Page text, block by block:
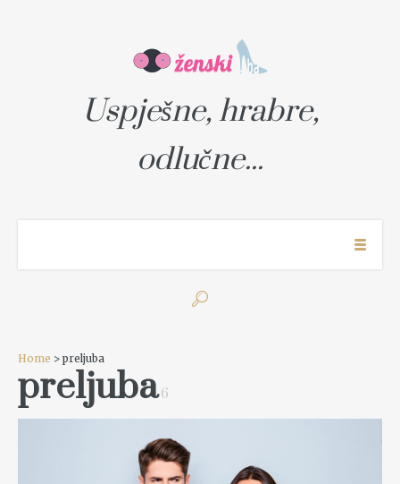
Uspješne, hrabre,
odlučne...
Home > preljuba
preljuba6